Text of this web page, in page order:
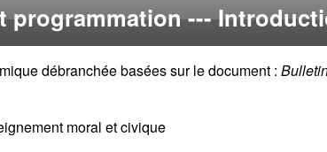
programmation---
débranchée basées sur le document :
moral et civique